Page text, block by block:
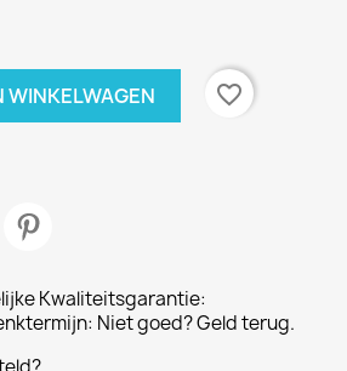
WINKELWAGEN favorite_border
Kwaliteitsgarantie:
Niet goed? Geld terug.